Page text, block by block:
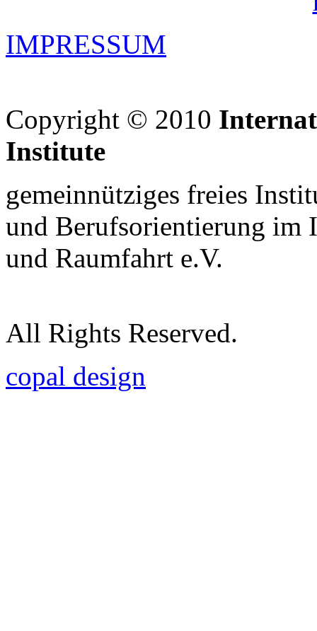
IMPRESSUM
Copyright © 2010
Institute
gemeinnütziges freies
und Berufsorientierung im
und Raumfahrt e.V.
All Rights Reserved.
copal design